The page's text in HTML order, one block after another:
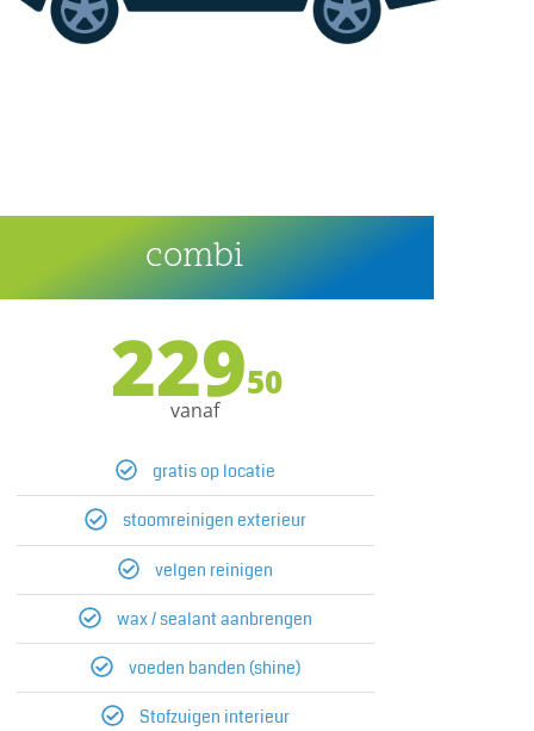
combi
22950
vanaf
gratis op locatie
stoomreinigen exterieur
velgen reinigen
wax / sealant aanbrengen
voeden banden (shine)
Stofzuigen interieur​